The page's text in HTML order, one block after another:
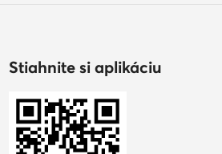
Stiahnite si aplikáciu